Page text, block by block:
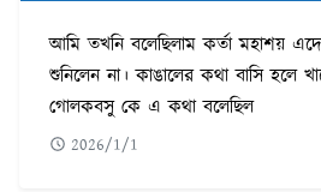
আমি তখনি বলেছিলাম কর্তা মহাশয়
শুনিলেন না। কাঙালের কথা বাসি হলে
গোলকবসু কে এ কথা বলেছিল
2026/1/1